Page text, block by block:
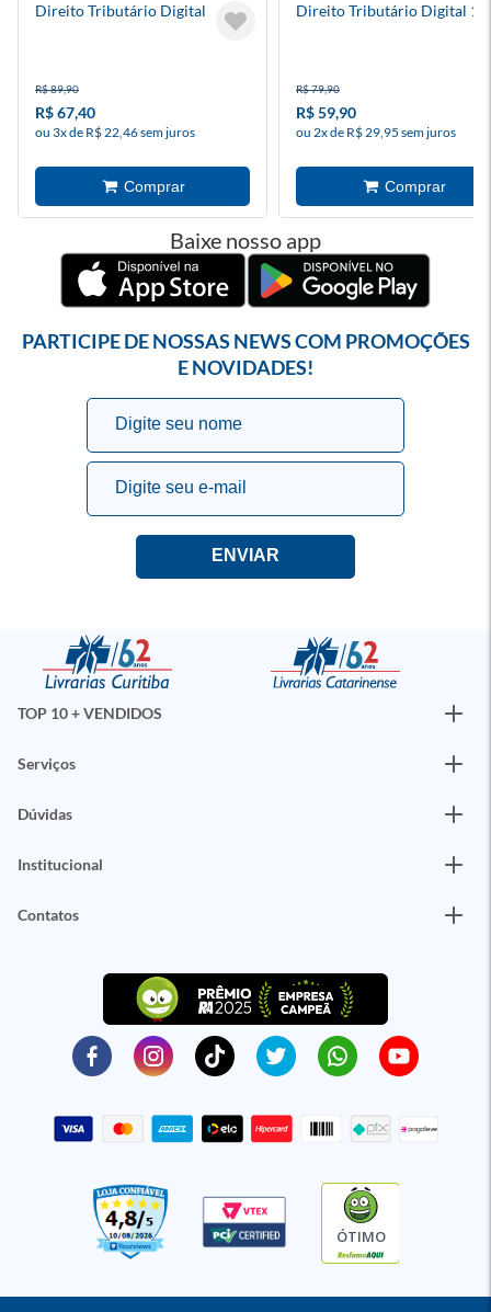
Direito Tributário Digital
R$ 89,90
R$ 67,40
ou 3x de R$ 22,46 sem juros
Direito Tributário Digital 1
R$ 79,90
R$ 59,90
ou 2x de R$ 29,95 sem juros
Baixe nosso app
PARTICIPE DE NOSSAS NEWS COM PROMOÇÕES
E NOVIDADES!
TOP 10 + VENDIDOS
Serviços
Dúvidas
Institucional
Contatos
ÓTIMO